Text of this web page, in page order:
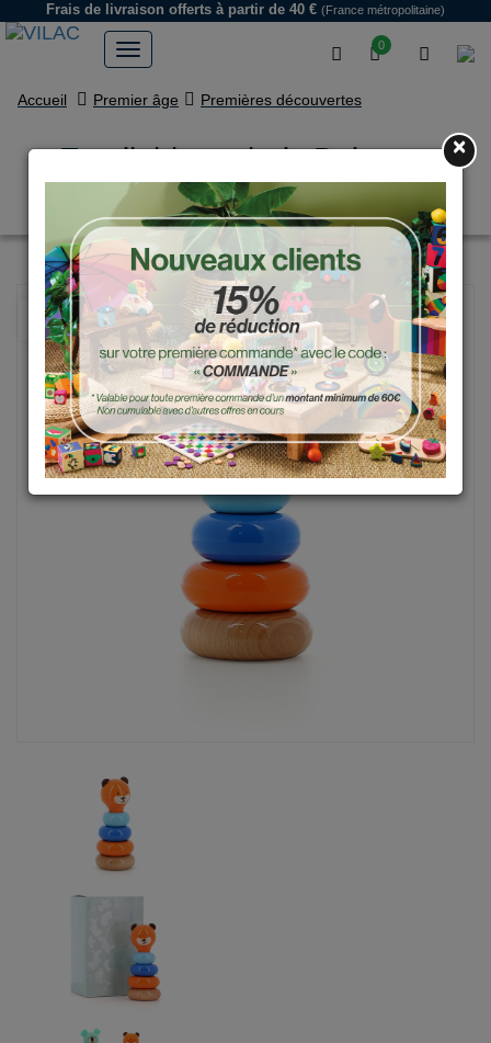
0
Frais de livraison offerts à partir de 40 € (France métropolitaine)
Accueil Premier âge Premières découvertes
Empilable en bois Boizoos,
Marcel l’ourson
×